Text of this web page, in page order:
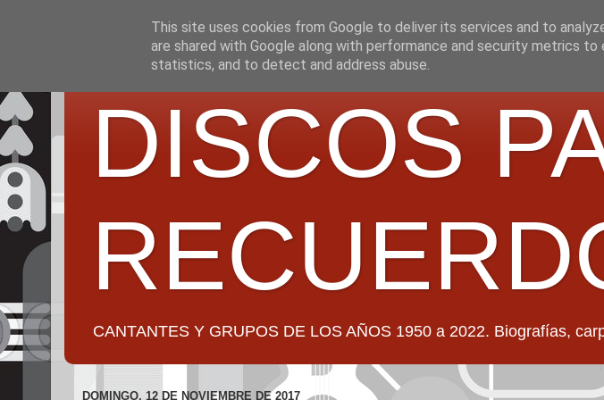
DISCOS
CANTANTES Y GRUPOS DE LOS AÑOS 1950 a 2022. Biografías,
DOMINGO, 12 DE NOVIEMBRE DE 2017
This site uses cookies from Google to deliver its services and to
are shared with Google along with performance and security metrics
statistics, and to detect and address abuse.